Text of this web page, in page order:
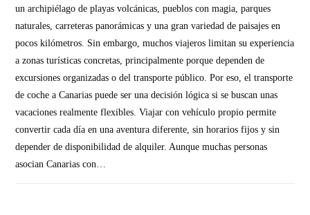
un archipiélago de playas volcánicas, pueblos con magia, parques
naturales, carreteras panorámicas y una gran variedad de paisajes en
pocos kilómetros. Sin embargo, muchos viajeros limitan su experiencia
a zonas turísticas concretas, principalmente porque dependen de
excursiones organizadas o del transporte público. Por eso, el transporte
de coche a Canarias puede ser una decisión lógica si se buscan unas
vacaciones realmente flexibles. Viajar con vehículo propio permite
convertir cada día en una aventura diferente, sin horarios fijos y sin
depender de disponibilidad de alquiler. Aunque muchas personas
asocian Canarias con…